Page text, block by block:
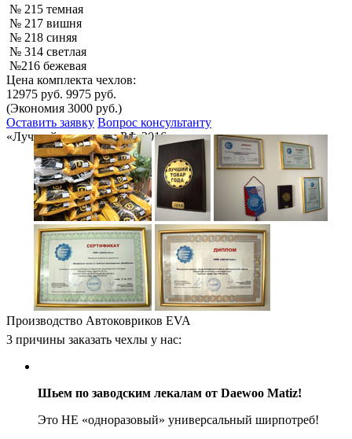
№ 215 темная
№ 217 вишня
№ 218 синяя
№ 314 светлая
№216 бежевая
Цена комплекта чехлов:
12975 руб. 9975 руб.
(Экономия 3000 руб.)
Оставить заявку Вопрос консультанту
«Лучший товар года РФ-2016»
Производство Автоковриков EVA
3 причины заказать чехлы у нас:
Шьем по заводским лекалам от Daewoo Matiz!
Это НЕ «одноразовый» универсальный ширпотреб!